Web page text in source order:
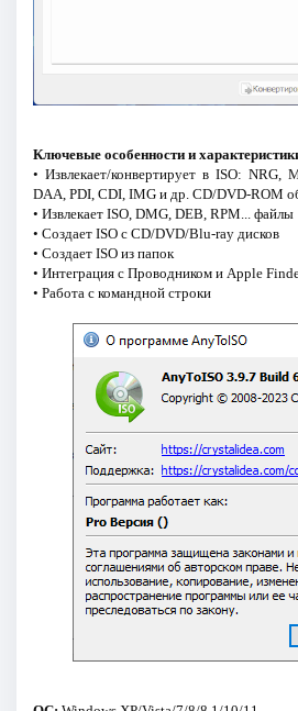
Ключевые особенности и
• Извлекает/конвертирует в ISO:
DAA, PDI, CDI, IMG и др. CD/DVD-ROM
• Извлекает ISO, DMG, DEB, RPM... файлы
• Создает ISO с CD/DVD/Blu-ray дисков
• Создает ISO из папок
• Интеграция с Проводником и Apple
• Работа с командной строки